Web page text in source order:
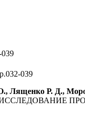
039
Лященко Р. Д.,